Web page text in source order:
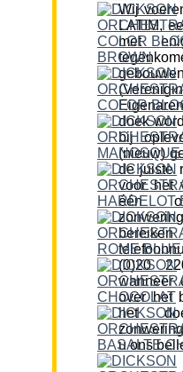
Wij
LATIM,
met
doek
bij
(nieuw)
de juiste
voor het
één of
(0)20
wanneer
over het
het
u ons